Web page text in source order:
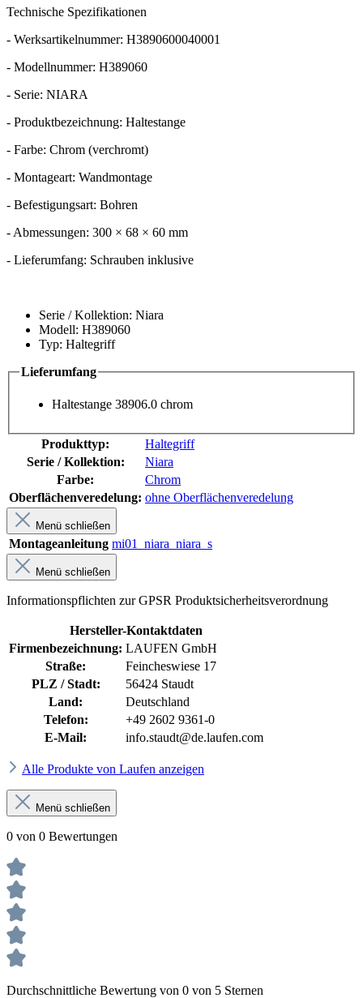
Technische Spezifikationen
- Werksartikelnummer: H3890600040001
- Modellnummer: H389060
- Serie: NIARA
- Produktbezeichnung: Haltestange
- Farbe: Chrom (verchromt)
- Montageart: Wandmontage
- Befestigungsart: Bohren
- Abmessungen: 300 × 68 × 60 mm
- Lieferumfang: Schrauben inklusive
Serie / Kollektion: Niara
Modell: H389060
Typ: Haltegriff
Lieferumfang
Haltestange 38906.0 chrom
Produkttyp:
Haltegriff
Serie / Kollektion:
Niara
Farbe:
Chrom
Oberflächenveredelung: ohne Oberflächenveredelung
Menü schließen
Montageanleitung mi01_niara_niara_s
Menü schließen
Informationspflichten zur GPSR Produktsicherheitsverordnung
Hersteller-Kontaktdaten
Firmenbezeichnung: LAUFEN GmbH
Straße:
Feincheswiese 17
PLZ / Stadt:
56424 Staudt
Land:
Deutschland
Telefon:
+49 2602 9361-0
E-Mail:
info.staudt@de.laufen.com
Alle Produkte von Laufen anzeigen
Menü schließen
0 von 0 Bewertungen
Durchschnittliche Bewertung von 0 von 5 Sternen